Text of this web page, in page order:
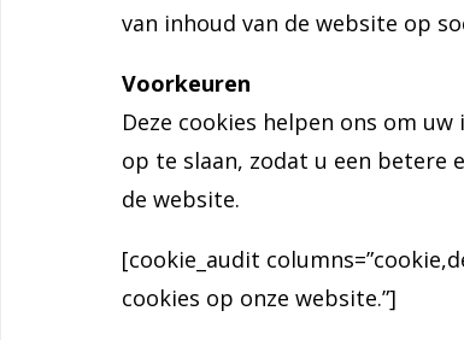
van inhoud van de website op
Voorkeuren
Deze cookies helpen ons om
op te slaan, zodat u een betere
de website.
[cookie_audit
cookies op onze website.”]